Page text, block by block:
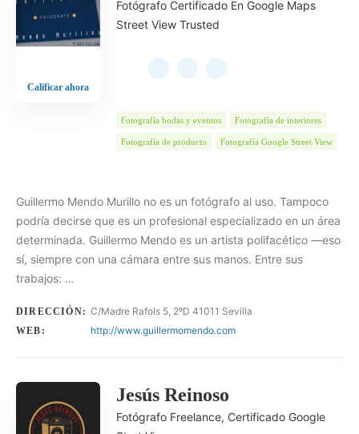
Calificar ahora
Fotógrafo Certificado En Google Maps
Street View Trusted
Fotografía bodas y eventos Fotografía de interiores
Fotografía de producto Fotografía Google Street View
Guillermo Mendo Murillo no es un fotógrafo al uso. Tampoco
podría decirse que es un profesional especializado en un área
determinada. Guillermo Mendo es un artista polifacético —eso
sí, siempre con una cámara entre sus manos. Entre sus
trabajos: …
DIRECCIÓN: C/Madre Rafols 5, 2ºD 41011 Sevilla
WEB: http://www.guillermomendo.com
Jesús Reinoso
Fotógrafo Freelance, Certificado Google